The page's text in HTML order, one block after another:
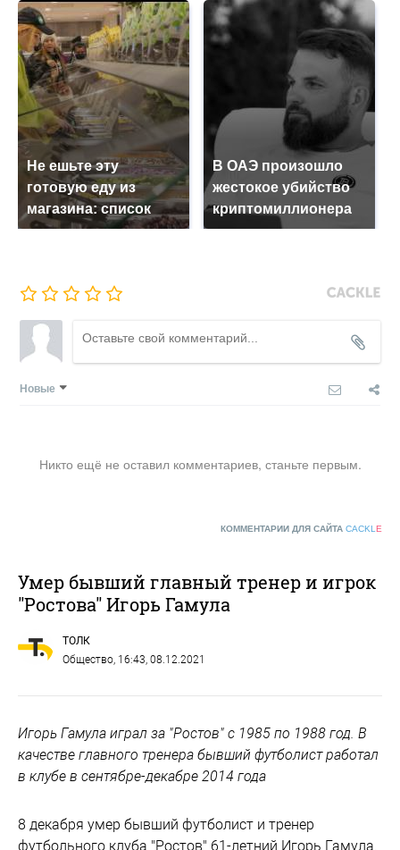
Не ешьте эту
готовую еду из
магазина: список
В ОАЭ произошло
жестокое убийство
криптомиллионера
Новые
Никто ещё не оставил комментариев, станьте первым.
КОММЕНТАРИИ ДЛЯ САЙТА CACKL E
Умер бывший главный тренер и игрок
"Ростова" Игорь Гамула
ТОЛК
Общество, 16:43, 08.12.2021
Игорь Гамула играл за "Ростов" с 1985 по 1988 год. В
качестве главного тренера бывший футболист работал
в клубе в сентябре-декабре 2014 года
8 декабря умер бывший футболист и тренер
футбольного клуба "Ростов" 61-летний Игорь Гамула.